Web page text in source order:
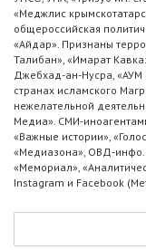
«Меджлис
общероссийская
«Айдар». Признаны
Талибан», «Имарат
Джебхад-ан-Нусра, «АУМ
странах исламского
нежелательной
Медиа». СМИ-
«Важные истории»,
«Медиазона», ОВД-инфо.
«Мемориал»,
Instagram и Facebook